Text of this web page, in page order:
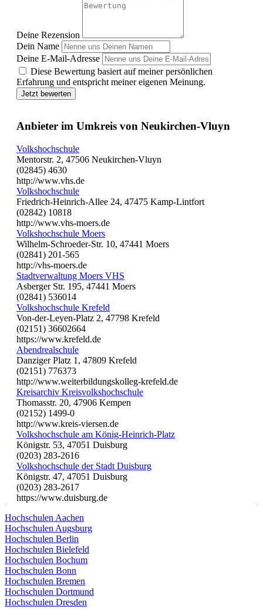
Deine Rezension
Dein Name
Deine E-Mail-Adresse
Diese Bewertung basiert auf meiner persönlichen
Erfahrung und entspricht meiner eigenen Meinung.
Jetzt bewerten
Anbieter im Umkreis von Neukirchen-Vluyn
Volkshochschule
Mentorstr. 2, 47506 Neukirchen-Vluyn
(02845) 4630
http://www.vhs.de
Volkshochschule
Friedrich-Heinrich-Allee 24, 47475 Kamp-Lintfort
(02842) 10818
http://www.vhs-moers.de
Volkshochschule Moers
Wilhelm-Schroeder-Str. 10, 47441 Moers
(02841) 201-565
http://vhs-moers.de
Stadtverwaltung Moers VHS
Asberger Str. 195, 47441 Moers
(02841) 536014
Volkshochschule Krefeld
Von-der-Leyen-Platz 2, 47798 Krefeld
(02151) 36602664
https://www.krefeld.de
Abendrealschule
Danziger Platz 1, 47809 Krefeld
(02151) 776373
http://www.weiterbildungskolleg-krefeld.de
Kreisarchiv Kreisvolkshochschule
Thomasstr. 20, 47906 Kempen
(02152) 1499-0
http://www.kreis-viersen.de
Volkshochschule am König-Heinrich-Platz
Königstr. 53, 47051 Duisburg
(0203) 283-2616
Volkshochschule der Stadt Duisburg
Königstr. 47, 47051 Duisburg
(0203) 283-2617
https://www.duisburg.de
Hochschulen Aachen
Hochschulen Augsburg
Hochschulen Berlin
Hochschulen Bielefeld
Hochschulen Bochum
Hochschulen Bonn
Hochschulen Bremen
Hochschulen Dortmund
Hochschulen Dresden